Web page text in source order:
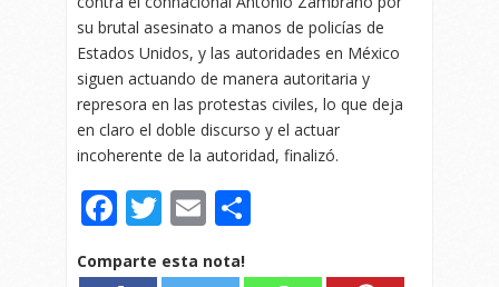
su brutal asesinato a manos de policías de
Estados Unidos, y las autoridades en México
siguen actuando de manera autoritaria y
represora en las protestas civiles, lo que deja
en claro el doble discurso y el actuar
incoherente de la autoridad, finalizó.
Facebook
Twitter
Email
Comparte esta nota!